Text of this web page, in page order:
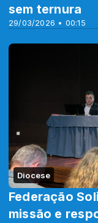
29/03/2026 • 00:15
sem ternura
Diocese
Federação
missão e